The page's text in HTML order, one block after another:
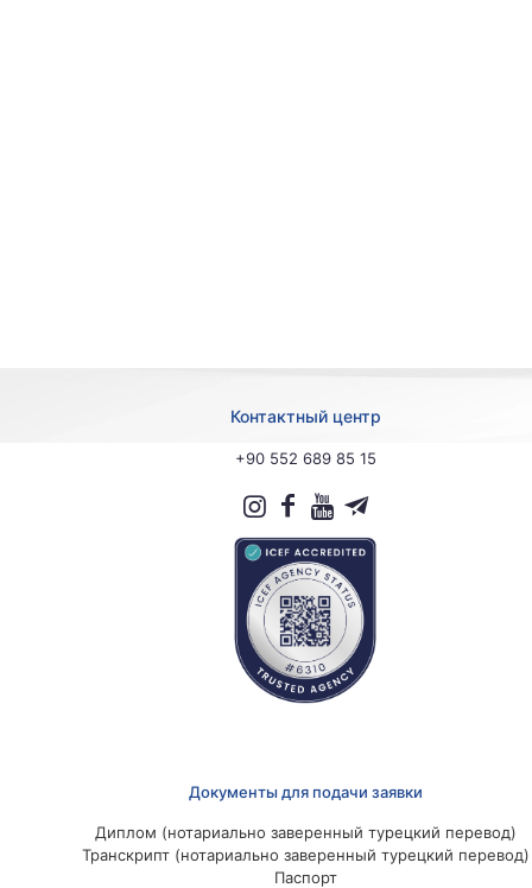
Контактный центр
+90 552 689 85 15
Документы для подачи заявки
Диплом (нотариально заверенный турецкий перевод)
Транскрипт (нотариально заверенный турецкий перевод)
Паспорт